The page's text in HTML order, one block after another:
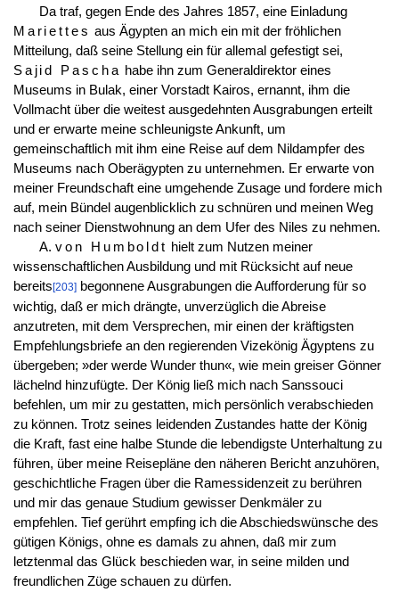
Da traf, gegen Ende des Jahres 1857, eine Einladung
Mariettes aus Ägypten an mich ein mit der fröhlichen
Mitteilung, daß seine Stellung ein für allemal gefestigt sei,
Sajid Pascha habe ihn zum Generaldirektor eines
Museums in Bulak, einer Vorstadt Kairos, ernannt, ihm die
Vollmacht über die weitest ausgedehnten Ausgrabungen erteilt
und er erwarte meine schleunigste Ankunft, um
gemeinschaftlich mit ihm eine Reise auf dem Nildampfer des
Museums nach Oberägypten zu unternehmen. Er erwarte von
meiner Freundschaft eine umgehende Zusage und fordere mich
auf, mein Bündel augenblicklich zu schnüren und meinen Weg
nach seiner Dienstwohnung an dem Ufer des Niles zu nehmen.
A. von Humboldt hielt zum Nutzen meiner
wissenschaftlichen Ausbildung und mit Rücksicht auf neue
bereits[203]begonnene Ausgrabungen die Aufforderung für so
wichtig, daß er mich drängte, unverzüglich die Abreise
anzutreten, mit dem Versprechen, mir einen der kräftigsten
Empfehlungsbriefe an den regierenden Vizekönig Ägyptens zu
übergeben; »der werde Wunder thun«, wie mein greiser Gönner
lächelnd hinzufügte. Der König ließ mich nach Sanssouci
befehlen, um mir zu gestatten, mich persönlich verabschieden
zu können. Trotz seines leidenden Zustandes hatte der König
die Kraft, fast eine halbe Stunde die lebendigste Unterhaltung zu
führen, über meine Reisepläne den näheren Bericht anzuhören,
geschichtliche Fragen über die Ramessidenzeit zu berühren
und mir das genaue Studium gewisser Denkmäler zu
empfehlen. Tief gerührt empfing ich die Abschiedswünsche des
gütigen Königs, ohne es damals zu ahnen, daß mir zum
letztenmal das Glück beschieden war, in seine milden und
freundlichen Züge schauen zu dürfen.